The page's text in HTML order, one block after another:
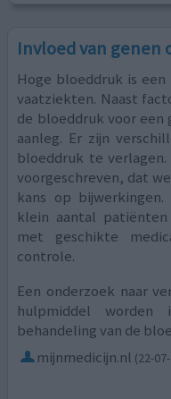
Invloed van genen
Hoge bloeddruk is
vaatziekten. Naast
de bloeddruk voor
aanleg. Er zijn
bloeddruk te
voorgeschreven, dat
kans op
klein aantal
met geschikte
controle.
Een onderzoek naar
hulpmiddel
behandeling van de
mijnmedicijn.nl (22-